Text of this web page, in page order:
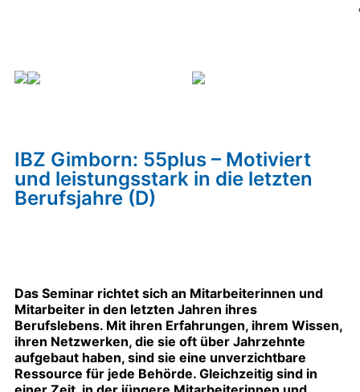
IBZ Gimborn: 55plus – Motiviert
und leistungsstark in die letzten
Berufsjahre (D)
Das Seminar richtet sich an Mitarbeiterinnen und
Mitarbeiter in den letzten Jahren ihres
Berufslebens. Mit ihren Erfahrungen, ihrem Wissen,
ihren Netzwerken, die sie oft über Jahrzehnte
aufgebaut haben, sind sie eine unverzichtbare
Ressource für jede Behörde. Gleichzeitig sind in